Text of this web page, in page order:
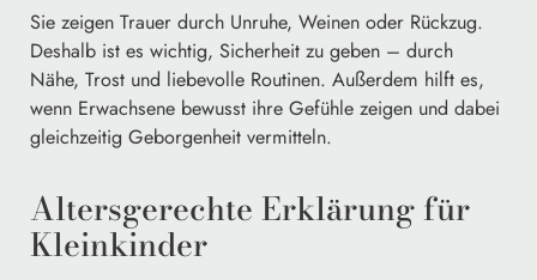
Sie zeigen Trauer durch Unruhe, Weinen oder Rückzug.
Deshalb ist es wichtig, Sicherheit zu geben – durch
Nähe, Trost und liebevolle Routinen. Außerdem hilft es,
wenn Erwachsene bewusst ihre Gefühle zeigen und dabei
gleichzeitig Geborgenheit vermitteln.
Altersgerechte Erklärung für
Kleinkinder